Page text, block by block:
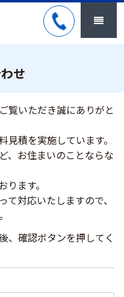
せ
覧いただき誠にありがと
積を実施しています。
、お住まいのことならな
ます。
て対応いたしますので、
、確認ボタンを押してく